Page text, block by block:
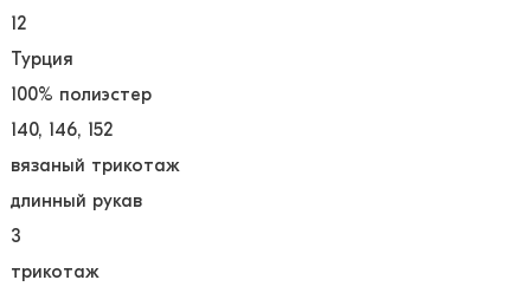
12
Турция
100% полиэстер
140 146 152
вязаный трикотаж
длинный рукав
3
трикотаж